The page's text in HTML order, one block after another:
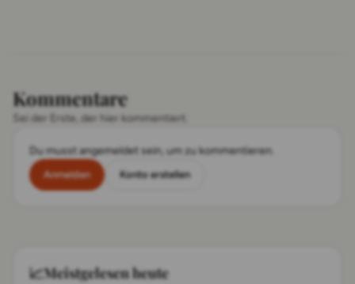
Kommentare
Sei der Erste, der hier kommentiert.
Du musst angemeldet sein, um zu kommentieren.
Anmelden Konto erstellen
📈Meistgelesen heute